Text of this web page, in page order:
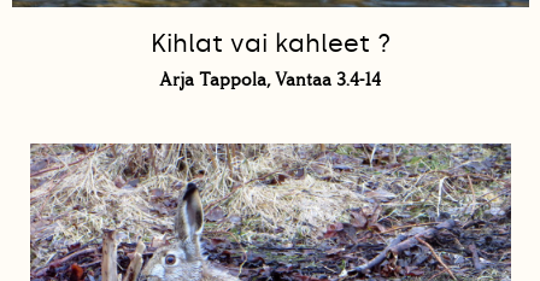
Kihlat vai kahleet ?
Arja Tappola, Vantaa 3.4-14